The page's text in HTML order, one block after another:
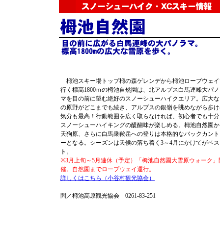
栂池スキー場トップ栂の森ゲレンデから栂池ロープウェ
行く標高1800ｍの栂池自然園は、北アルプス白馬連峰大パ
マを目の前に望む絶好のスノーシューハイクエリア。広大
の原野がどこまでも続き、アルプスの銀嶺を眺めながら歩
気分も最高！行動範囲を広く取らなければ、初心者でも十
スノーシューハイキングの醍醐味が楽しめる。栂池自然園
天狗原、さらに白馬乗鞍岳への登りは本格的なバックカン
ーとなる。シーズンは天候の落ち着く3～4月にかけてがベス
ト。
※3月上旬～5月連休（予定）「栂池自然園大雪原ウォーク」
催。自然園までロープウェイ運行。
詳しくはこちら（小谷村観光協会）
問／栂池高原観光協会 0261-83-251